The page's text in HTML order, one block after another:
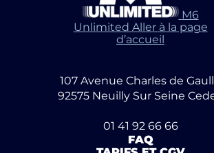
M6
Unlimited Aller à la page
d’accueil
107 Avenue Charles de
92575 Neuilly Sur Seine
01 41 92 66 66
FAQ